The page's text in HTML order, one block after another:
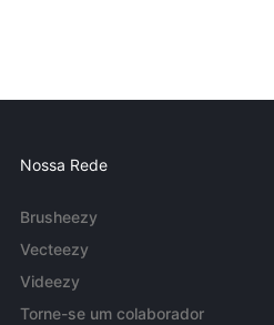
Nossa Rede
Brusheezy
Vecteezy
Videezy
Torne-se um colaborador